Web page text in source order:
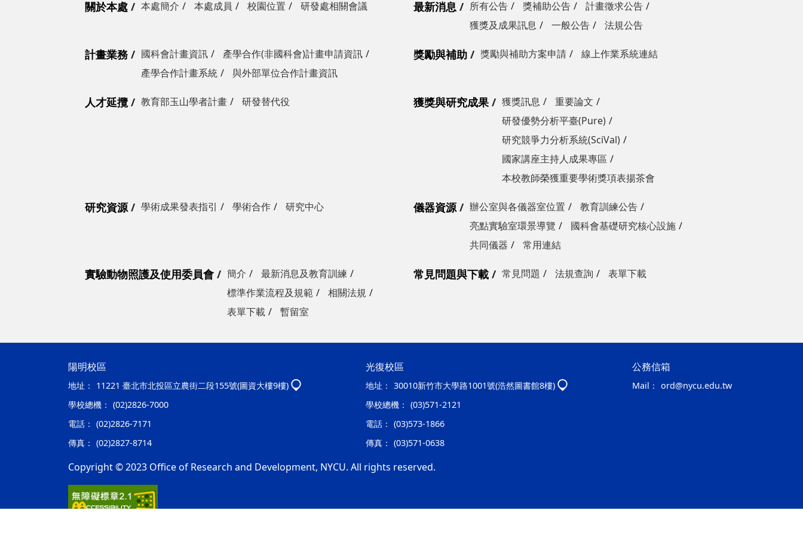
關於本處 本處簡介 本處成員 校園位置 研發處相關會議 最新消息 所有公告 獎補助公告
計畫徵求公告
獲獎及成果訊息
一般公告 法規公告
計畫業務 國科會計畫資訊
產學合作(非國科會)計畫申請資訊
產學合作計畫系統
與外部單位合作計畫資訊
獎勵與補助 獎勵與補助方案申請 線上作業系統連結
人才延攬 教育部玉山學者計畫 研發替代役 獲獎與研究成果 獲獎訊息
重要論文
研發優勢分析平臺(Pure)
研究競爭力分析系統(SciVal)
國家講座主持人成果專區
本校教師榮獲重要學術獎項表揚茶會
研究資源 學術成果發表指引 學術合作 研究中心 儀器資源 辦公室與各儀器室位置
教育訓練公告
亮點實驗室環景導覽
國科會基礎研究核心設施
共同儀器
常用連結
實驗動物照護及使用委員會 簡介
最新消息及教育訓練
標準作業流程及規範
相關法規
表單下載
暫留室
常見問題與下載 常見問題 法規查詢 表單下載
陽明校區
地址：
11221 臺北市北投區立農街二段155號(圖資大樓9樓)
學校總機： (02)2826-7000
電話： (02)2826-7171
傳真： (02)2827-8714
光復校區
地址： 30010新竹市大學路1001號(浩然圖書館8樓)
學校總機： (03)571-2121
電話： (03)573-1866
傳真： (03)571-0638
公務信箱
Mail： ord@nycu.edu.tw
Copyright © 2023 Office of Research and Development, NYCU. All rights reserved.